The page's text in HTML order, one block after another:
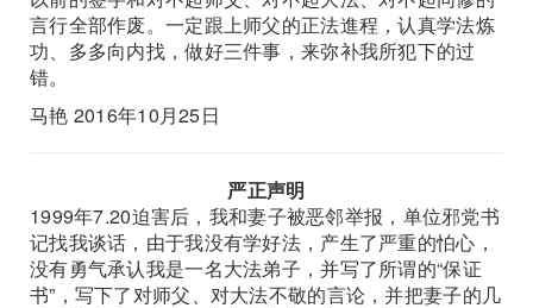
言行全部作废。一定跟上师父的正法進程，认真学法炼
功、多多向内找，做好三件事，来弥补我所犯下的过
错。
马艳 2016年10月25日
严正声明
1999年7.20迫害后，我和妻子被恶邻举报，单位邪党书
记找我谈话，由于我没有学好法，产生了严重的怕心，
没有勇气承认我是一名大法弟子，并写了所谓的“保证
书”，写下了对师父、对大法不敬的言论，并把妻子的几